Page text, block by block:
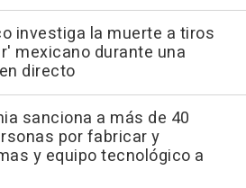
investiga la muerte a tiros
mexicano durante una
directo
sanciona a más de 40
por fabricar y
y equipo tecnológico a